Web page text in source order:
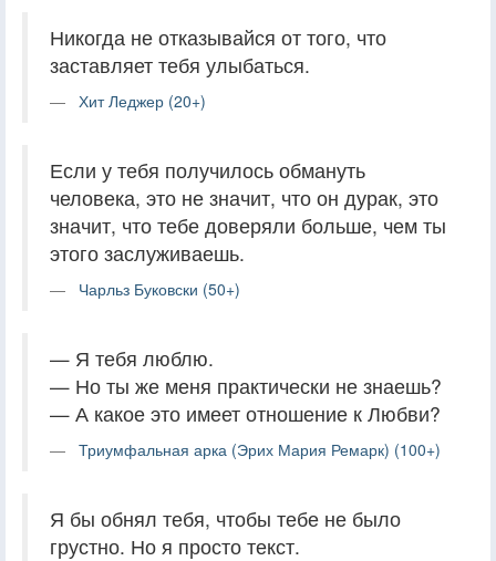
Никогда не отказывайся от того, что
заставляет тебя улыбаться.
Хит Леджер (20+)
Если у тебя получилось обмануть
человека, это не значит, что он дурак, это
значит, что тебе доверяли больше, чем ты
этого заслуживаешь.
Чарльз Буковски (50+)
— Я тебя люблю.
— Но ты же меня практически не знаешь?
— А какое это имеет отношение к Любви?
Триумфальная арка (Эрих Мария Ремарк) (100+)
Я бы обнял тебя, чтобы тебе не было
грустно. Но я просто текст.